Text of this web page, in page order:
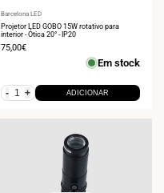
Fornecedor:
Barcelona LED
Projetor LED GOBO 15W rotativo para
interior - Ótica 20° - IP20
Preço
75,00€
Em stock
- + ADICIONAR